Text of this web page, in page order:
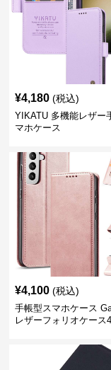
¥4,180 (税込)
YIKATU 多機能レザー
マホケース
¥4,100 (税込)
手帳型スマホケース
レザーフォリオケース